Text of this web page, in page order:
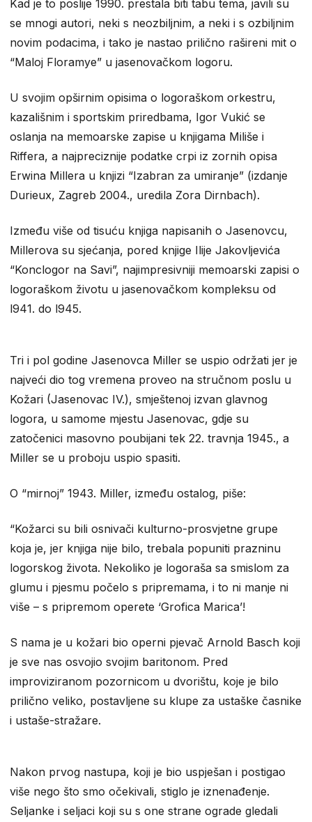
Kad je to poslije 1990. prestala biti tabu tema, javili su
se mnogi autori, neki s neozbiljnim, a neki i s ozbiljnim
novim podacima, i tako je nastao prilično rašireni mit o
“Maloj Floramye” u jasenovačkom logoru.
U svojim opširnim opisima o logoraškom orkestru,
kazališnim i sportskim priredbama, Igor Vukić se
oslanja na memoarske zapise u knjigama Miliše i
Riffera, a najpreciznije podatke crpi iz zornih opisa
Erwina Millera u knjizi “Izabran za umiranje” (izdanje
Durieux, Zagreb 2004., uredila Zora Dirnbach).
Između više od tisuću knjiga napisanih o Jasenovcu,
Millerova su sjećanja, pored knjige Ilije Jakovljevića
“Konclogor na Savi”, najimpresivniji memoarski zapisi o
logoraškom životu u jasenovačkom kompleksu od
l941. do l945.
Tri i pol godine Jasenovca Miller se uspio održati jer je
najveći dio tog vremena proveo na stručnom poslu u
Kožari (Jasenovac IV.), smještenoj izvan glavnog
logora, u samome mjestu Jasenovac, gdje su
zatočenici masovno poubijani tek 22. travnja 1945., a
Miller se u proboju uspio spasiti.
O “mirnoj” 1943. Miller, između ostalog, piše:
“Kožarci su bili osnivači kulturno-prosvjetne grupe
koja je, jer knjiga nije bilo, trebala popuniti prazninu
logorskog života. Nekoliko je logoraša sa smislom za
glumu i pjesmu počelo s pripremama, i to ni manje ni
više – s pripremom operete ‘Grofica Marica’!
S nama je u kožari bio operni pjevač Arnold Basch koji
je sve nas osvojio svojim baritonom. Pred
improviziranom pozornicom u dvorištu, koje je bilo
prilično veliko, postavljene su klupe za ustaške časnike
i ustaše-stražare.
Nakon prvog nastupa, koji je bio uspješan i postigao
više nego što smo očekivali, stiglo je iznenađenje.
Seljanke i seljaci koji su s one strane ograde gledali